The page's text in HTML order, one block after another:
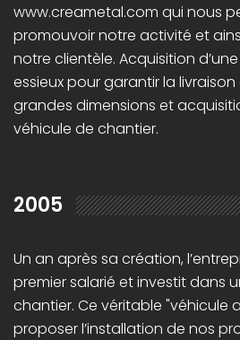
www.creametal.com qui nous
promouvoir notre activité et
notre clientèle. Acquisition
essieux pour garantir la
grandes dimensions et
véhicule de chantier.
2005
Un an après sa création,
premier salarié et investit dans
chantier. Ce véritable "véhicule
proposer l’installation de nos